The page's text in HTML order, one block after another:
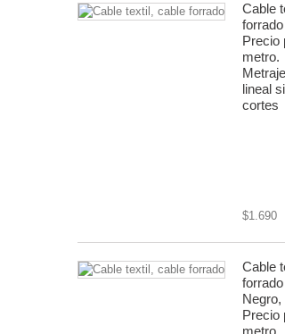
Cable
Precio
metro.
Metraje
lineal
cortes
$1.690
Cable
forrado
Negro,
Precio
metro